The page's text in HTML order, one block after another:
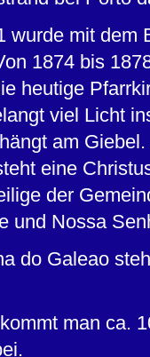
wurde mit dem
1874 bis
heutige
viel Licht
am
eine
der
und Nossa
do Galeao
man ca.